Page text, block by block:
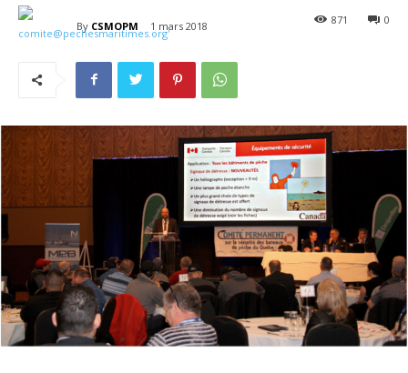
By CSMOPM 1 mars 2018 0
871